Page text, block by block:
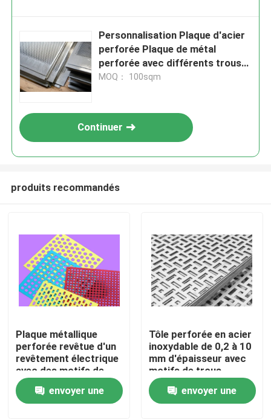
À la maison
Produits
Personnalisation Plaque d'acier
perforée Plaque de métal
perforée avec différents trous
et tailles de panneaux
MOQ： 100sqm
Continuer
produits recommandés
Plaque métallique
perforée revêtue d'un
revêtement électrique
avec des motifs de
trous
personnalisables et
une résistance à la
envoyer une
Tôle perforée en acier
inoxydable de 0,2 à 10
mm d'épaisseur avec
motifs de trous
personnalisés pour
équipements et filtres
industriels
envoyer une